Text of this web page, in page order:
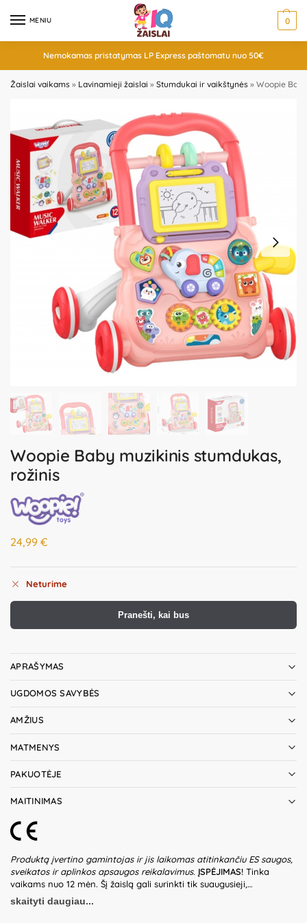
MENIU 0
Nemokamas pristatymas LP Express paštomatu nuo 50€
Žaislai vaikams » Lavinamieji žaislai » Stumdukai ir vaikštynės » Woopie
Woopie Baby muzikinis stumdukas,
rožinis
24,99 €
Neturime
Pranešti, kai bus
APRAŠYMAS
UGDOMOS SAVYBĖS
AMŽIUS
MATMENYS
PAKUOTĖJE
MAITINIMAS
Produktą įvertino gamintojas ir jis laikomas atitinkančiu ES saugos,
sveikatos ir aplinkos apsaugos reikalavimus. ĮSPĖJIMAS! Tinka
vaikams nuo 12 mėn. Šį žaislą gali surinkti tik suaugusieji,
vadovaudamiesi pakuotėje esančia instrukcija. Nesurinktą žaislą
saugoti nuo vaikų – pakuotėje gali būti smulkių ir aštrių detalių,
skaityti daugiau...